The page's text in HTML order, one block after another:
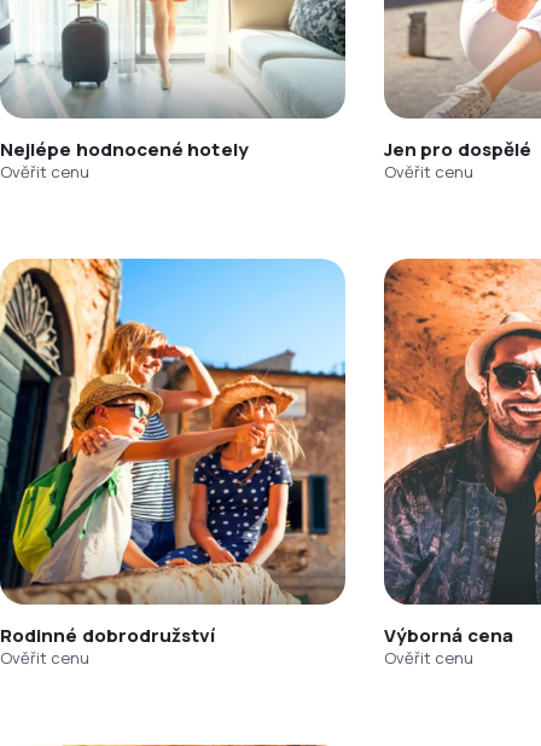
Nejlépe hodnocené hotely
Ověřit cenu
Jen pro dospělé
Ověřit cenu
Rodinné dobrodružství
Ověřit cenu
Výborná cena
Ověřit cenu